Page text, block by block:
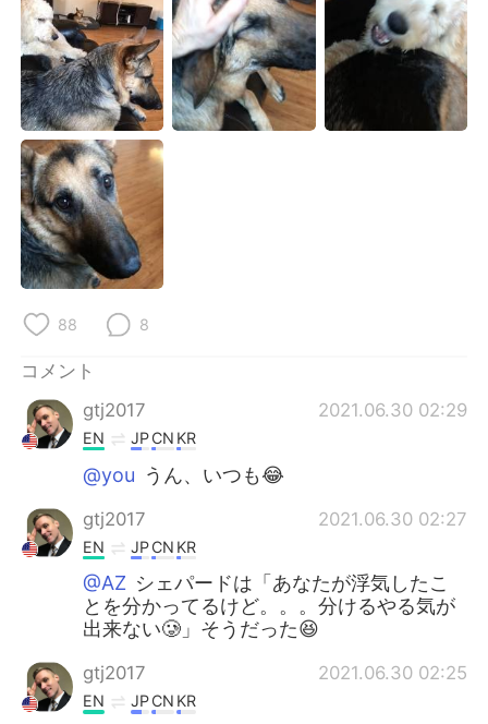
88 8
コメント
gtj2017
2021.06.30 02:29
EN JPCN KR
@you うん、いつも😂
gtj2017 2021.06.30 02:27
EN JPCN KR
@AZ シェパードは「あなたが浮気したこ
とを分かってるけど。。。分けるやる気が
出来ない🥲」そうだった😆
gtj2017 2021.06.30 02:25
EN JPCN KR